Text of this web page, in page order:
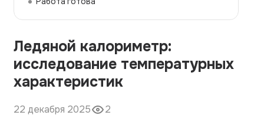
О сервисе
О компании
Наши гарантии
Вопросы и ответы
Контакты
Ледяной калориметр:
исследование температурных
характеристик
22 декабря 2025 2